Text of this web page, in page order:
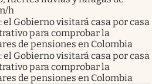
h
el Gobierno visitará casa por casa
para comprobar la
de pensiones en Colombia
el Gobierno visitará casa por casa
para comprobar la
de pensiones en Colombia